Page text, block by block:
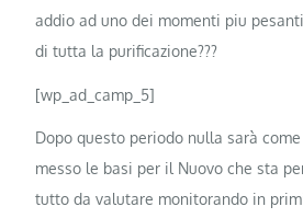
addio ad uno dei momenti piu
di tutta la purificazione???
[wp_ad_camp_5]
Dopo questo periodo nulla sarà
messo le basi per il Nuovo che sta
tutto da valutare monitorando in